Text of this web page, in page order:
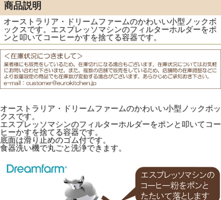
商品説明
オーストラリア・ドリームファームのかわいい小型ノックボ
ックスです。エスプレッソマシンのフィルターホルダーをポ
ンと叩いてコーヒーかすを捨てる容器です。
オーストラリア・ドリームファームのかわいい小型ノックボッ
クスです。
エスプレッソマシンのフィルターホルダーをポンと叩いてコー
ヒーかすを捨てる容器です。
底面は滑り止めのゴム付です。
食器洗い機で丸ごと洗浄できます。